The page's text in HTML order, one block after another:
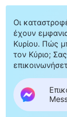
Οι
έχουν
Κυρίου. Πώς
τον Κύριο;